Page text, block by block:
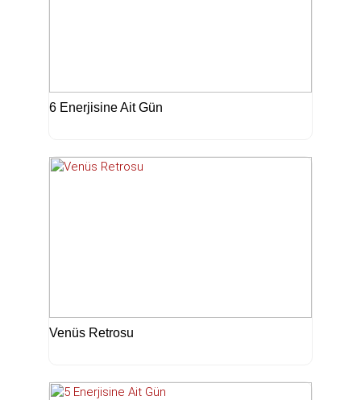
6 Enerjisine Ait Gün
Venüs Retrosu